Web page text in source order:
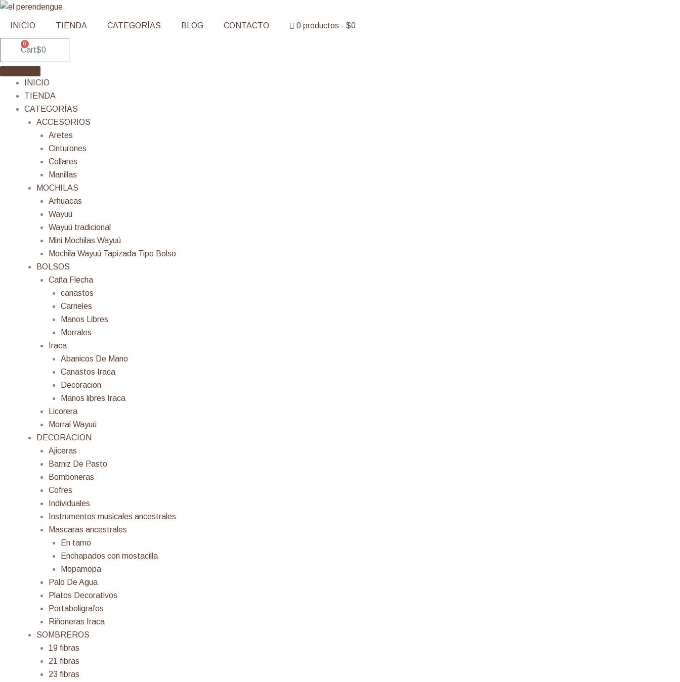
Ir
INICIO TIENDA CATEGORÍAS BLOG CONTACTO 0 productos $0
$0
0
Cart
INICIO
TIENDA
CATEGORÍAS
ACCESORIOS
Aretes
Cinturones
Collares
Manillas
MOCHILAS
Arhuacas
Wayuú
Wayuú tradicional
Mini Mochilas Wayuú
Mochila Wayuú Tapizada Tipo Bolso
BOLSOS
Caña Flecha
canastos
Carrieles
Manos Libres
Morrales
Iraca
Abanicos De Mano
Canastos Iraca
Decoracion
Manos libres Iraca
Licorera
Morral Wayuú
DECORACION
Ajiceras
Barniz De Pasto
Bomboneras
Cofres
Individuales
Instrumentos musicales ancestrales
Mascaras ancestrales
En tamo
Enchapados con mostacilla
Mopamopa
Palo De Agua
Platos Decorativos
Portaboligrafos
Riñoneras Iraca
SOMBREROS
19 fibras
21 fibras
23 fibras